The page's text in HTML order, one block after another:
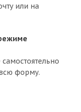
или на
форму.